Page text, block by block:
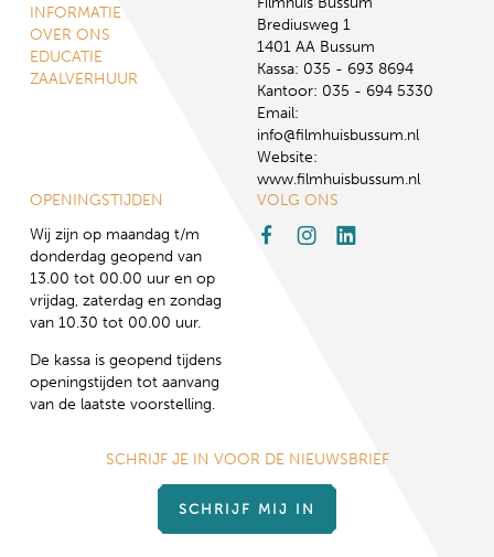
INFORMATIE
OVER ONS
EDUCATIE
ZAALVERHUUR
Brediusweg 1
1401 AA Bussum
Kassa: 035 - 693 8694
Kantoor: 035 - 694 5330
Email:
info@filmhuisbussum.nl
Website:
www.filmhuisbussum.nl
OPENINGSTIJDEN
Wij zijn op maandag t/m
donderdag geopend van
13.00 tot 00.00 uur en op
vrijdag, zaterdag en zondag
van 10.30 tot 00.00 uur.
De kassa is geopend tijdens
openingstijden tot aanvang
van de laatste voorstelling.
VOLG ONS
SCHRIJF JE IN VOOR DE NIEUWSBRIEF
SCHRIJF MIJ IN